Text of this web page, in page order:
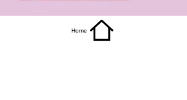
Home